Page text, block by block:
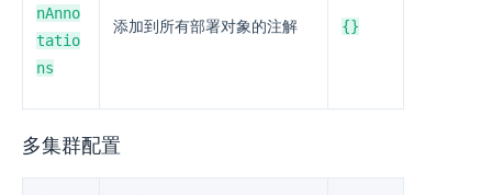
nAnno
tatio
ns
添加到所有部署对象的注解 {}
多集群配置